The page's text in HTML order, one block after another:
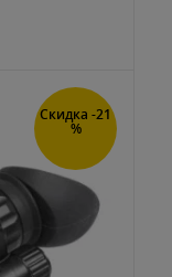
Скидка -21
%